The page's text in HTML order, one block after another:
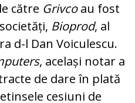
către Grivcoau fost
Bioprod, al
d-l Dan Voiculescu.
, același notar a
de dare în plată
cesiuni de